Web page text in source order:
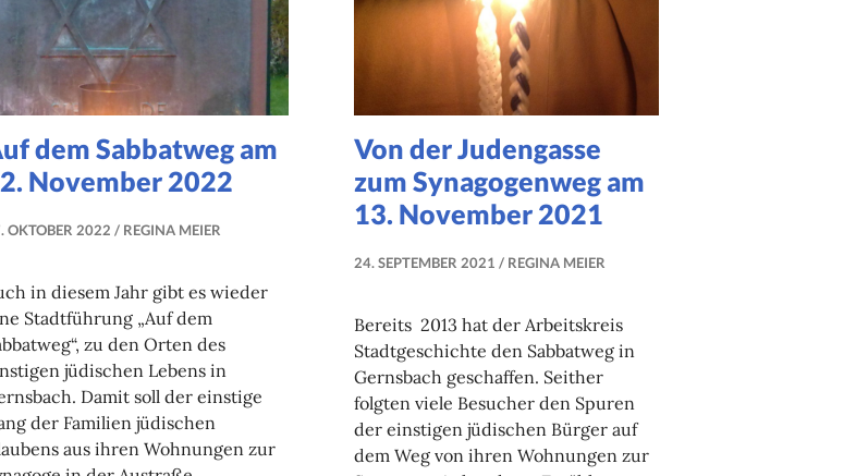
dem Sabbatweg am
November 2022
OKTOBER 2022 REGINA MEIER
in diesem Jahr gibt es wieder
Stadtführung „Auf dem
zu den Orten des
jüdischen Lebens in
Damit soll der einstige
der Familien jüdischen
aus ihren Wohnungen zur
Von der Judengasse
zum Synagogenweg am
13. November 2021
24. SEPTEMBER 2021 REGINA MEIER
Bereits 2013 hat der Arbeitskreis
Stadtgeschichte den Sabbatweg in
Gernsbach geschaffen. Seither
folgten viele Besucher den Spuren
der einstigen jüdischen Bürger auf
dem Weg von ihren Wohnungen zur